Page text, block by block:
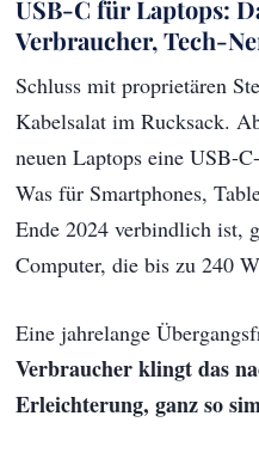
USB-C für Laptops:
Verbraucher, Tech-
Schluss mit proprietären
Kabelsalat im Rucksack.
neuen Laptops eine USB-
Was für Smartphones,
Ende 2024 verbindlich ist,
Computer, die bis zu 240
Eine jahrelange
Verbraucher klingt das
Erleichterung, ganz so